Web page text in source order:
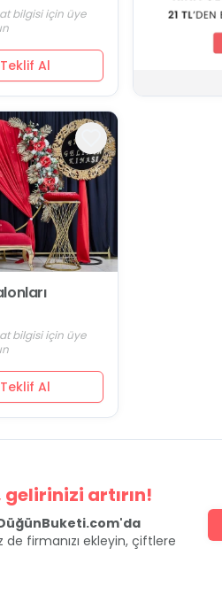
bilgisi için üye
Al
bilgisi için üye
Al
gelirinizi artırın!
de firmanızı ekleyin, çiftlere